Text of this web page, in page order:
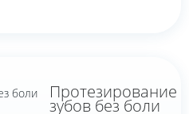
Протезирование
зубов без боли